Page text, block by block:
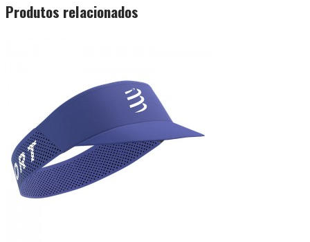
Produtos relacionados